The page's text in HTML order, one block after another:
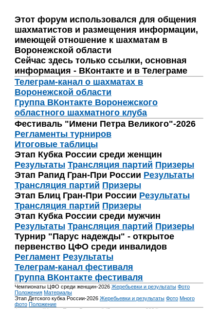
Этот форум использовался для общения
шахматистов и размещения информации,
имеющей отношение к шахматам в
Воронежской области
Сейчас здесь только ссылки, основная
информация - ВКонтакте и в Телеграме
Телеграм-канал о шахматах в
Воронежской области
Группа ВКонтакте Воронежского
областного шахматного клуба
Фестиваль "Имени Петра Великого"-2026
Регламенты турниров
Итоговые таблицы
Этап Кубка России среди женщин
Результаты Трансляция партий Призеры
Этап Рапид Гран-При России Результаты
Трансляция партий Призеры
Этап Блиц Гран-При России Результаты
Трансляция партий Призеры
Этап Кубка России среди мужчин
Результаты Трансляция партий Призеры
Турнир "Парус надежды" - открытое
первенство ЦФО среди инвалидов
Регламент Результаты
Телеграм-канал фестиваля
Группа ВКонтакте фестиваля
Чемпионаты ЦФО среди женщин-2026 Жеребьевки и результаты Фото
Положения Материалы
Этап Детского кубка России-2026 Жеребьевки и результаты Фото Много
фото Положение